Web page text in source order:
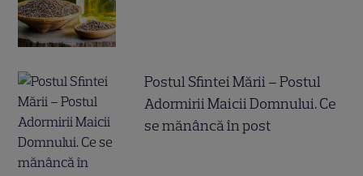
Postul Sfintei Mării – Postul
Adormirii Maicii Domnului. Ce
se mănâncă în post